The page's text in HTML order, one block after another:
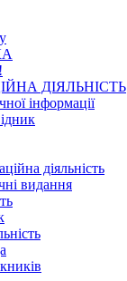
ДІЯЛЬНІСТЬ
інформації
діяльність
видання